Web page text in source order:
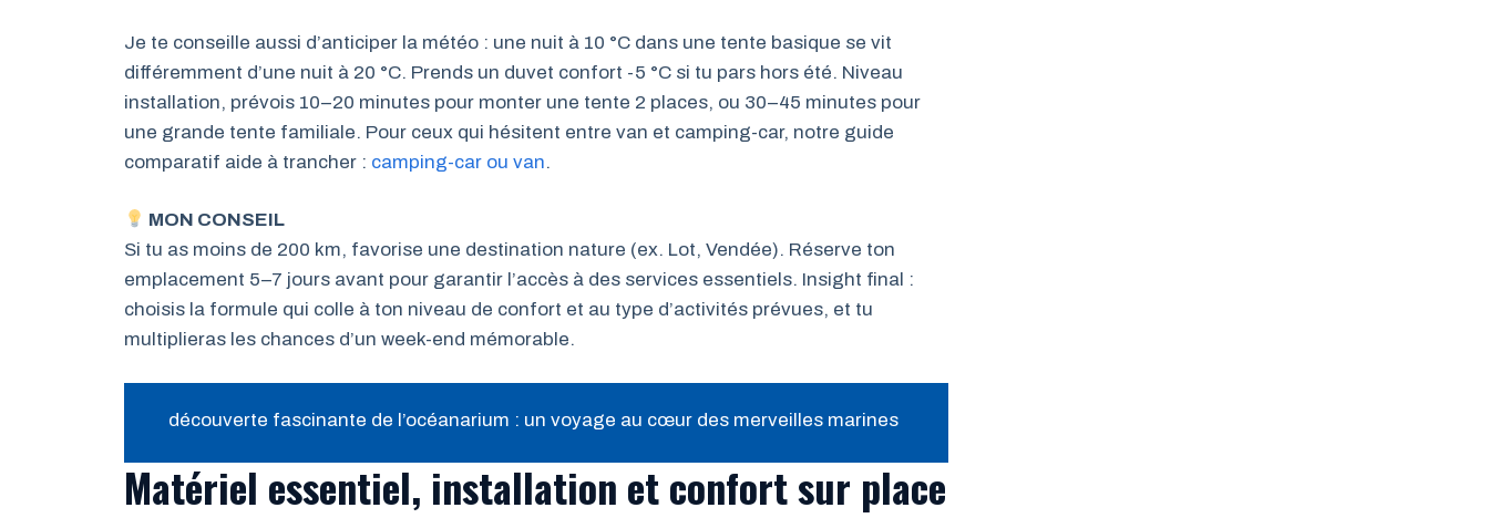
Je te conseille aussi d’anticiper la météo : une nuit à 10 °C dans une tente basique se vit
différemment d’une nuit à 20 °C. Prends un duvet confort -5 °C si tu pars hors été. Niveau
installation, prévois 10–20 minutes pour monter une tente 2 places, ou 30–45 minutes pour
une grande tente familiale. Pour ceux qui hésitent entre van et camping-car, notre guide
comparatif aide à trancher : camping-car ou van.
MON CONSEIL
Si tu as moins de 200 km, favorise une destination nature (ex. Lot, Vendée). Réserve ton
emplacement 5–7 jours avant pour garantir l’accès à des services essentiels. Insight final :
choisis la formule qui colle à ton niveau de confort et au type d’activités prévues, et tu
multiplieras les chances d’un week-end mémorable.
découverte fascinante de l’océanarium : un voyage au cœur des merveilles marines
Matériel essentiel, installation et confort sur place